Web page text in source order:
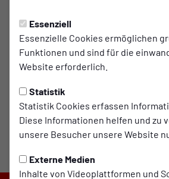
Essenziell
Essenzielle Cookies ermöglichen
Funktionen und sind für die
Website erforderlich.
Statistik
Statistik Cookies erfassen
Diese Informationen helfen und zu
unsere Besucher unsere Website
Externe Medien
Inhalte von Videoplattformen und
Video laden